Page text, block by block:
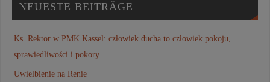
NEUESTE BEITRÄGE
Ks. Rektor w PMK Kassel: człowiek ducha to człowiek pokoju,
sprawiedliwości i pokory
Uwielbienie na Renie